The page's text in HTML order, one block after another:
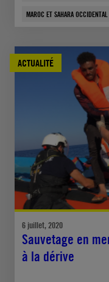
MAROC ET SAHARA OCCIDENTAL
ACTUALITÉ
6 juillet, 2020
Sauvetage en
à la dérive